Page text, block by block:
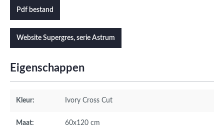
Pdf bestand
Website Supergres, serie Astrum
Eigenschappen
Kleur: Ivory Cross Cut
Maat: 60x120 cm